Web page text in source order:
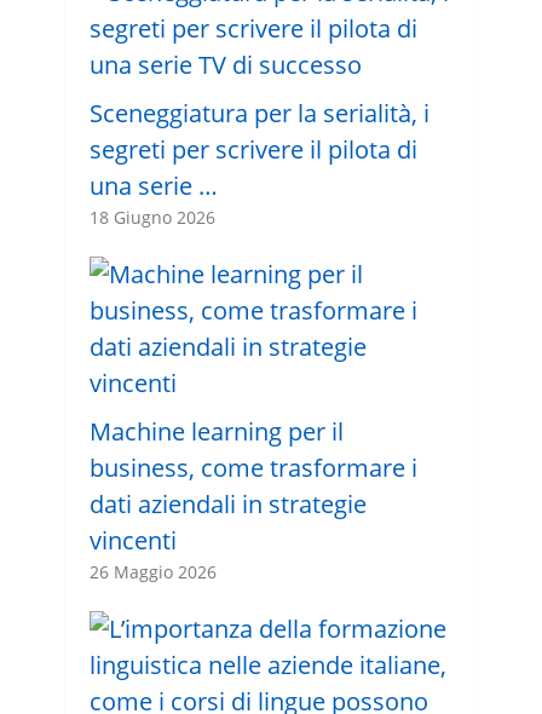
Sceneggiatura per la serialità, i
segreti per scrivere il pilota di
una serie …
18 Giugno 2026
Machine learning per il
business, come trasformare i
dati aziendali in strategie
vincenti
26 Maggio 2026